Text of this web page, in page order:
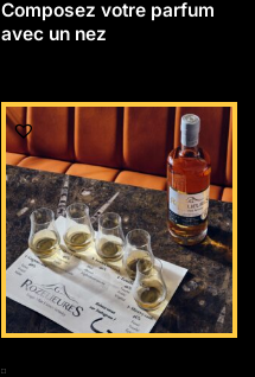
Composez votre parfum
avec un nez